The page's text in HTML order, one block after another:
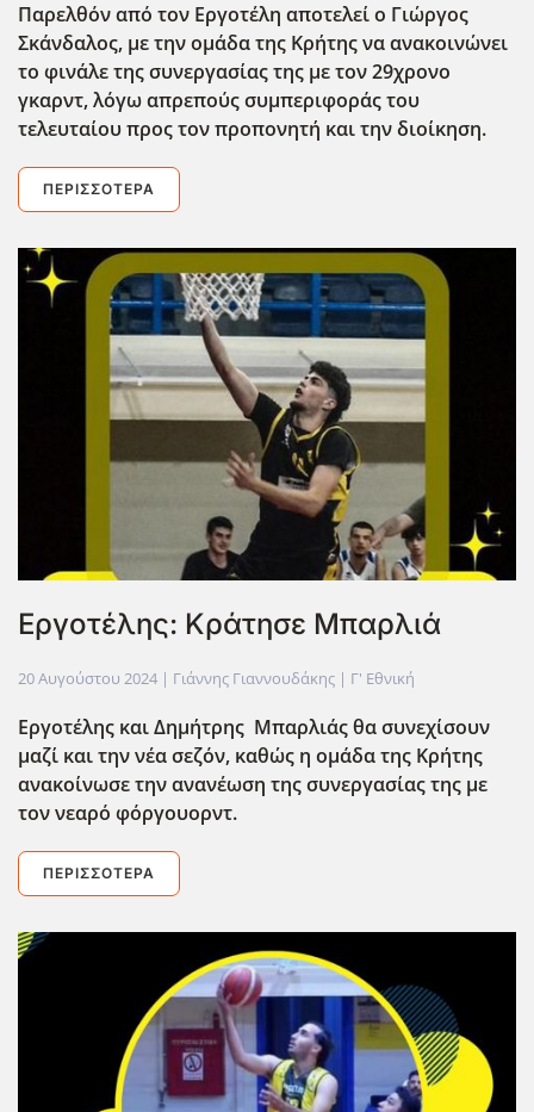
Παρελθόν από τον Εργοτέλη αποτελεί ο Γιώργος
Σκάνδαλος, με την ομάδα της Κρήτης να ανακοινώνει
το φινάλε της συνεργασίας της με τον 29χρονο
γκαρντ, λόγω απρεπούς συμπεριφοράς του
τελευταίου προς τον προπονητή και την διοίκηση.
ΠΕΡΙΣΣΌΤΕΡΑ
Εργοτέλης: Κράτησε Μπαρλιά
20 Αυγούστου 2024 | Γιάννης Γιαννουδάκης | Γ' Εθνική
Εργοτέλης και Δημήτρης Μπαρλιάς θα συνεχίσουν
μαζί και την νέα σεζόν, καθώς η ομάδα της Κρήτης
ανακοίνωσε την ανανέωση της συνεργασίας της με
τον νεαρό φόργουορντ.
ΠΕΡΙΣΣΌΤΕΡΑ